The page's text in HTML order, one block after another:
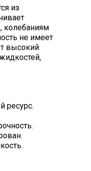
из
колебаниям
не имеет
высокий
ресурс.